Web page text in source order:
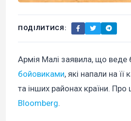
ПОДІЛИТИСЯ:
Армія Малі заявила, що веде
бойовиками, які напали на
та інших районах країни.
Bloomberg.